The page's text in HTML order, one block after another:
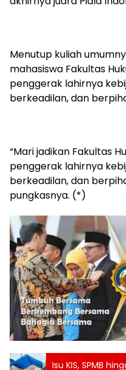
Menutup kuliah
mahasiswa Fakultas
penggerak lahirnya
berkeadilan, dan
“Mari jadikan Fakultas
penggerak lahirnya
berkeadilan, dan
pungkasnya. (*)
Isu KIS, SPMB